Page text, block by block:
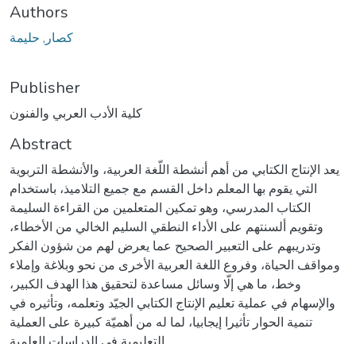
Authors
كصار, حليمة
Publisher
كلية الأدب العربي والفنون
Abstract
يعد الإنتاج الكتابي من أهم أنشطة اللّغة العربية، والأنشطة التربوية
التي يقوم بها المعلم داخل القسم مع جميع التلاميذ، باستخدام
الكتاب المدرسي، وهو تمكين المتعلمين من القراءة السليمة
وتقويم ألسنتهم على الأداء النطقي السليم الخالي من الأخطاء،
وتدريبهم على التعبير الصحيح عما يعرض لهم من شؤون الفكر
ومواقف الحياة، وفروع اللغة العربية الأخرى من نحو وبلاغة وإملاء
وخط، ما هي إلّا وسائل مساعدة لتحقيق هذا الهدف الكبير،
والإسهام في عملية تعليم الإنتاج الكتابي الجيّد وتعلمه، وتأثيره في
تنمية الحوار تأثيرا إيجابيا، لما له من أهميّة كبيرة على العملية